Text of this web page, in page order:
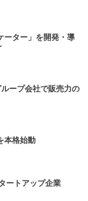
ーター」を開発・導
ープ会社で販売力の
本格始動
ートアップ企業